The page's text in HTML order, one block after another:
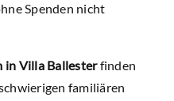
Spenden nicht
in Villa Ballesterfinden
familiären